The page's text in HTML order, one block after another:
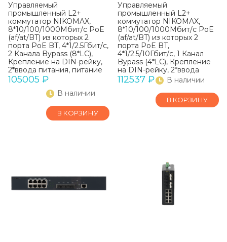
Управляемый
промышленный L2+
коммутатор NIKOMAX,
8*10/100/1000Мбит/с PoE
(af/at/BT) из которых 2
порта PoE BT, 4*1/2.5Гбит/с,
2 Канала Bypass (8*LC),
Крепление на DIN-рейку,
2*ввода питания, питание
44-57В (блок питания
отдельно), -40С +75С
105005 ₽
В наличии
В КОРЗИНУ
Управляемый
промышленный L2+
коммутатор NIKOMAX,
8*10/100/1000Мбит/с PoE
(af/at/BT) из которых 2
порта PoE BT,
4*1/2.5/10Гбит/с, 1 Канал
Bypass (4*LC), Крепление
на DIN-рейку, 2*ввода
питания, питание 44-57В
(блок питания 240Вт
поставляется отдельно),
112537 ₽ В наличии
В КОРЗИНУ